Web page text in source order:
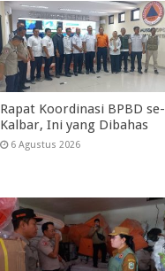
Rapat Koordinasi BPBD se-
Kalbar, Ini yang Dibahas
6 Agustus 2026